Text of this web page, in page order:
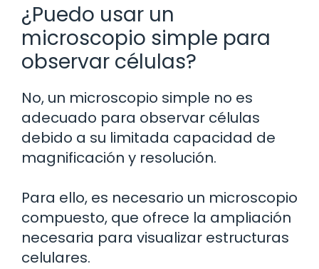
¿Puedo usar un
microscopio simple para
observar células?
No, un microscopio simple no es
adecuado para observar células
debido a su limitada capacidad de
magnificación y resolución.
Para ello, es necesario un microscopio
compuesto, que ofrece la ampliación
necesaria para visualizar estructuras
celulares.